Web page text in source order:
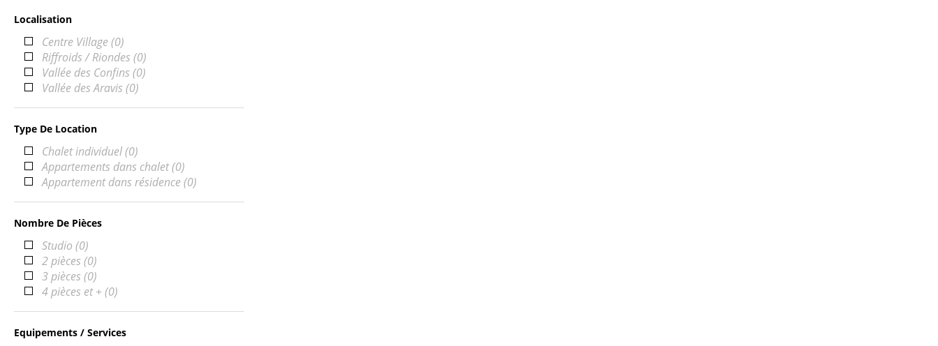
Localisation
Centre Village(0)
Riffroids / Riondes (0)
Vallée des Confins (0)
Vallée des Aravis (0)
Type De Location
Chalet individuel(0)
Appartements dans chalet(0)
Appartement dans résidence(0)
Nombre De Pièces
Studio (0)
2 pièces (0)
3 pièces (0)
4 pièces et + (0)
Equipements / Services